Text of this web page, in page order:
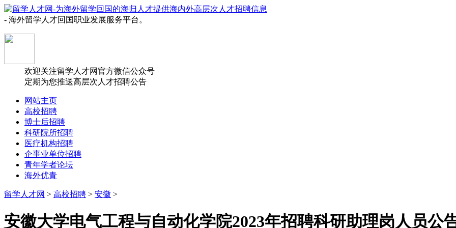
- 海外留学人才回国职业发展服务平台。
欢迎关注留学人才网官方微信公众号
定期为您推送高层次人才招聘公告
网站主页
高校招聘
博士后招聘
科研院所招聘
医疗机构招聘
企事业单位招聘
青年学者论坛
海外优青
留学人才网 > 高校招聘 > 安徽 >
安徽大学电气工程与自动化学院2023年招聘科研助理岗人员公